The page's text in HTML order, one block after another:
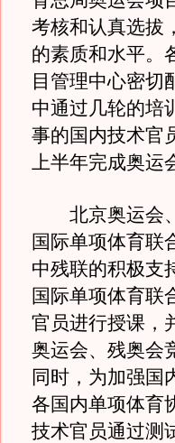
考核和认真选拔
的素质和水平。
目管理中心密切
中通过几轮的培
事的国内技术官
上半年完成奥运
北京奥运会、
国际单项体育联
中残联的积极支
国际单项体育联
官员进行授课，
奥运会、残奥会
同时，为加强国
各国内单项体育
技术官员通过测